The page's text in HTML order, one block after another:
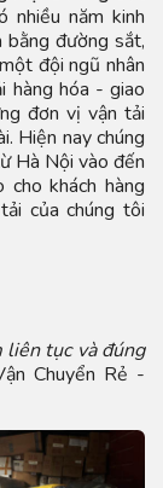
nhiều năm kinh
bằng đường sắt,
đội ngũ nhân
hàng hóa - giao
đơn vị vận tải
Hiện nay chúng
Hà Nội vào đến
khách hàng
của chúng tôi
liên tục và đúng
Chuyển Rẻ -